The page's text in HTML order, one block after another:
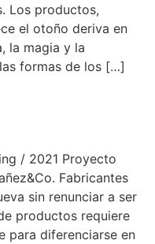
Los productos,
el otoño deriva en
la magia y la
formas de los […]
/ 2021 Proyecto
Fabricantes
sin renunciar a ser
productos requiere
para diferenciarse en